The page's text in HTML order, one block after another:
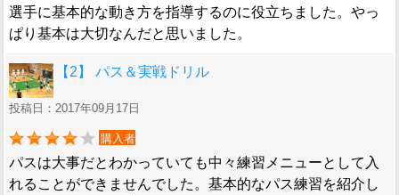
選手に基本的な動き方を指導するのに役立ちました。やっ
ぱり基本は大切なんだと思いました。
【2】 パス＆実戦ドリル
投稿日：2017年09月17日
購入者
パスは大事だとわかっていても中々練習メニューとして入
れることができませんでした。基本的なパス練習を紹介し